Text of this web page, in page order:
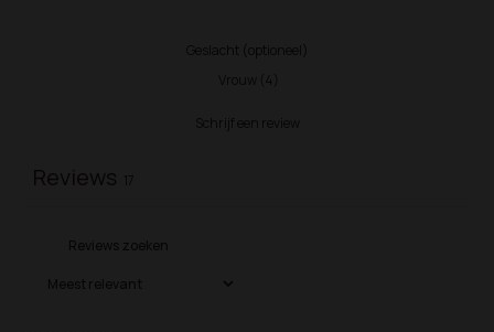
Geslacht (optioneel)
Vrouw
4
Schrijf een review
Reviews 17